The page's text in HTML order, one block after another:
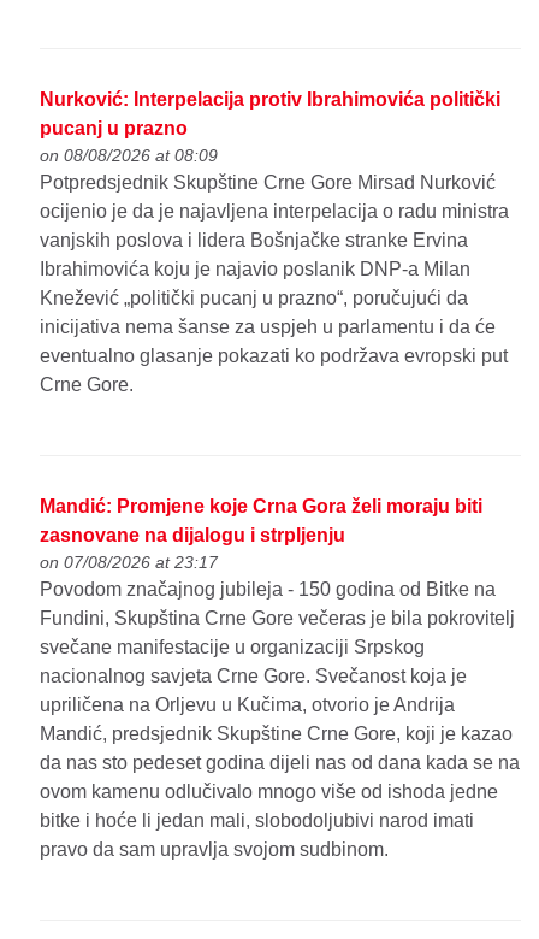
Nurković: Interpelacija protiv Ibrahimovića politički
pucanj u prazno
on 08/08/2026 at 08:09
Potpredsjednik Skupštine Crne Gore Mirsad Nurković
ocijenio je da je najavljena interpelacija o radu ministra
vanjskih poslova i lidera Bošnjačke stranke Ervina
Ibrahimovića koju je najavio poslanik DNP-a Milan
Knežević „politički pucanj u prazno“, poručujući da
inicijativa nema šanse za uspjeh u parlamentu i da će
eventualno glasanje pokazati ko podržava evropski put
Crne Gore.
Mandić: Promjene koje Crna Gora želi moraju biti
zasnovane na dijalogu i strpljenju
on 07/08/2026 at 23:17
Povodom značajnog jubileja - 150 godina od Bitke na
Fundini, Skupština Crne Gore večeras je bila pokrovitelj
svečane manifestacije u organizaciji Srpskog
nacionalnog savjeta Crne Gore. Svečanost koja je
upriličena na Orljevu u Kučima, otvorio je Andrija
Mandić, predsjednik Skupštine Crne Gore, koji je kazao
da nas sto pedeset godina dijeli nas od dana kada se na
ovom kamenu odlučivalo mnogo više od ishoda jedne
bitke i hoće li jedan mali, slobodoljubivi narod imati
pravo da sam upravlja svojom sudbinom.